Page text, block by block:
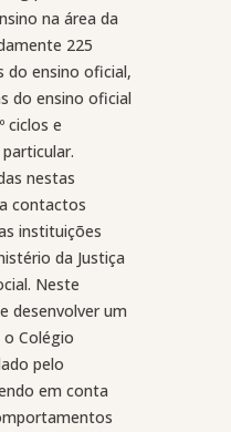
na área da
225
do ensino oficial,
do ensino oficial
ciclos e
nestas
contactos
instituições
da Justiça
Neste
desenvolver um
Colégio
pelo
em conta